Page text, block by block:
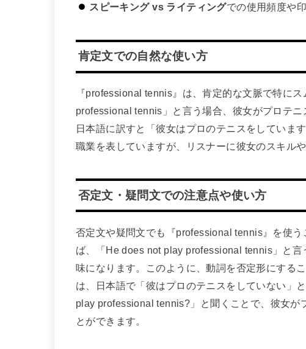
スピーキング vs ライティングでの使用頻度や
肯定文での自然な使い方
『professional tennis』は、肯定的な文脈で特に
professional tennis」と言う場合、彼女がプロテニ
日本語に訳すと「彼女はプロのテニスをしていま
職業を表していますが、リスナーに彼女のスキル
否定文・疑問文での注意点や使い方
否定文や疑問文でも『professional tennis』を使う
ば、「He does not play professional tennis」と
味になります。このように、動詞を否定形にする
は、日本語で「彼はプロのテニスをしていない」
play professional tennis?」と聞くことで、彼女が
とができます。